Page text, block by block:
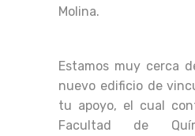
Molina.
Estamos muy cerca
nuevo edificio de
tu apoyo, el cual
Facultad de